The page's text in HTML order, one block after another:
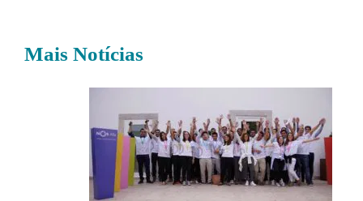
Mais Notícias